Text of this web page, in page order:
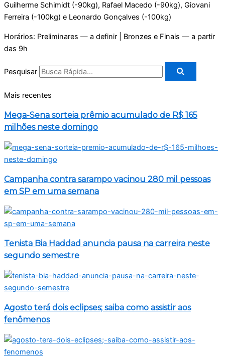
Guilherme Schimidt (-90kg), Rafael Macedo (-90kg), Giovani
Ferreira (-100kg) e Leonardo Gonçalves (-100kg)
Horários: Preliminares — a definir | Bronzes e Finais — a partir
das 9h
Pesquisar
Mais recentes
Mega-Sena sorteia prêmio acumulado de R$ 165
milhões neste domingo
Campanha contra sarampo vacinou 280 mil pessoas
em SP em uma semana
Tenista Bia Haddad anuncia pausa na carreira neste
segundo semestre
Agosto terá dois eclipses; saiba como assistir aos
fenômenos